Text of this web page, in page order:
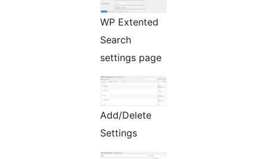
WP Extented
Search
settings page
Add/Delete
Settings